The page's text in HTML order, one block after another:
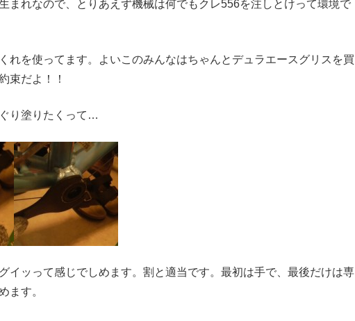
まれなので、とりあえず機械は何でもクレ556を注しとけって環境で
れを使ってます。よいこのみんなはちゃんとデュラエースグリスを買
束だよ！！
り塗りたくって…
イッって感じでしめます。割と適当です。最初は手で、最後だけは専
ます。